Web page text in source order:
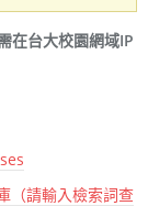
在台大校園網域IP
（請輸入檢索詞查